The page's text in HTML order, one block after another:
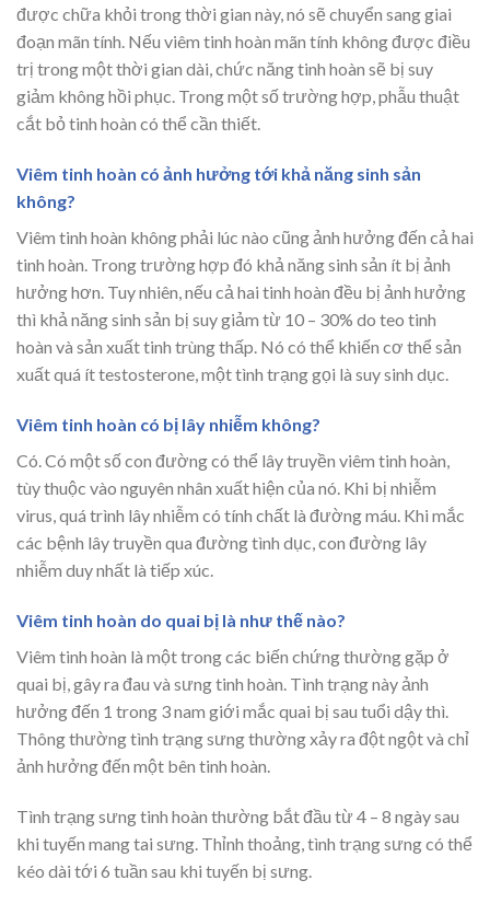
được chữa khỏi trong thời gian này, nó sẽ chuyển sang giai
đoạn mãn tính. Nếu viêm tinh hoàn mãn tính không được điều
trị trong một thời gian dài, chức năng tinh hoàn sẽ bị suy
giảm không hồi phục. Trong một số trường hợp, phẫu thuật
cắt bỏ tinh hoàn có thể cần thiết.
Viêm tinh hoàn có ảnh hưởng tới khả năng sinh sản
không?
Viêm tinh hoàn không phải lúc nào cũng ảnh hưởng đến cả hai
tinh hoàn. Trong trường hợp đó khả năng sinh sản ít bị ảnh
hưởng hơn. Tuy nhiên, nếu cả hai tinh hoàn đều bị ảnh hưởng
thì khả năng sinh sản bị suy giảm từ 10 – 30% do teo tinh
hoàn và sản xuất tinh trùng thấp. Nó có thể khiến cơ thể sản
xuất quá ít testosterone, một tình trạng gọi là suy sinh dục.
Viêm tinh hoàn có bị lây nhiễm không?
Có. Có một số con đường có thể lây truyền viêm tinh hoàn,
tùy thuộc vào nguyên nhân xuất hiện của nó. Khi bị nhiễm
virus, quá trình lây nhiễm có tính chất là đường máu. Khi mắc
các bệnh lây truyền qua đường tình dục, con đường lây
nhiễm duy nhất là tiếp xúc.
Viêm tinh hoàn do quai bị là như thế nào?
Viêm tinh hoàn là một trong các biến chứng thường gặp ở
quai bị, gây ra đau và sưng tinh hoàn. Tình trạng này ảnh
hưởng đến 1 trong 3 nam giới mắc quai bị sau tuổi dậy thì.
Thông thường tình trạng sưng thường xảy ra đột ngột và chỉ
ảnh hưởng đến một bên tinh hoàn.
Tình trạng sưng tinh hoàn thường bắt đầu từ 4 – 8 ngày sau
khi tuyến mang tai sưng. Thỉnh thoảng, tình trạng sưng có thể
kéo dài tới 6 tuần sau khi tuyến bị sưng.